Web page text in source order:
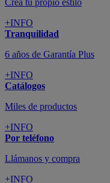
+INFO
Nueva app
Todo en tu móvil
+INFO
Suscríbete
Cupón de dto. de 10€
+INFO
Tiendas de sofás y muebles
¡Encuentra la tuya!
+INFO
Tu cuenta